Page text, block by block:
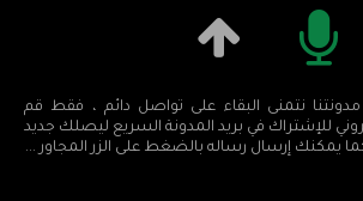
نتمنى البقاء على تواصل دائم ، فقط قم
للإشتراك في بريد المدونة السريع ليصلك جديد
كما يمكنك إرسال رساله بالضغط على الزر المجاور ...